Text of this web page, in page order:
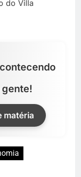
do Villa
gente!
matéria